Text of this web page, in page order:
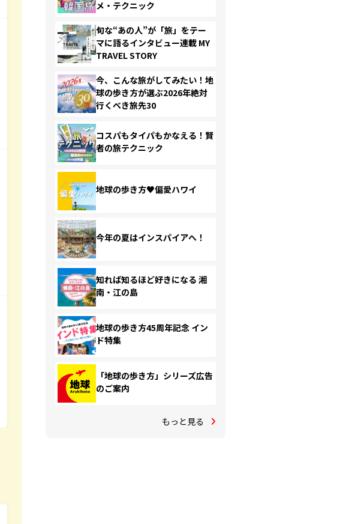
メ・テクニック
旬な“あの人”が「旅」をテー
マに語るインタビュー連載 MY
TRAVEL STORY
今、こんな旅がしてみたい！地
球の歩き方が選ぶ2026年絶対
行くべき旅先30
コスパもタイパもかなえる！賢
者の旅テクニック
地球の歩き方♥偏愛ハワイ
今年の夏はインスパイアへ！
知れば知るほど好きになる 湘
南・江の島
地球の歩き方45周年記念 イン
ド特集
「地球の歩き方」シリーズ広告
のご案内
もっと見る